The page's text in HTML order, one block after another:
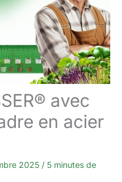
avec
en acier
2025 / 5 minutes de